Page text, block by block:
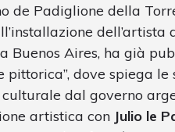
de Padiglione della
dell’artista
Buenos Aires, ha già
pittorica”, dove spiega
culturale dal governo
artistica con Julio le